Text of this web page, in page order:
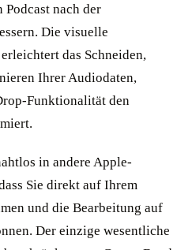
nach der
Die visuelle
das Schneiden,
Ihrer Audiodaten,
Funktionalität den
in andere Apple-
Sie direkt auf Ihrem
und die Bearbeitung auf
Der einzige wesentliche